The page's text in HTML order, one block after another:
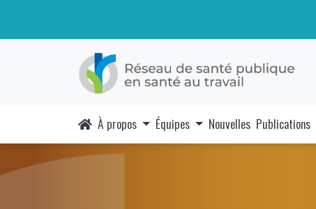
À propos Équipes Nouvelles Publications